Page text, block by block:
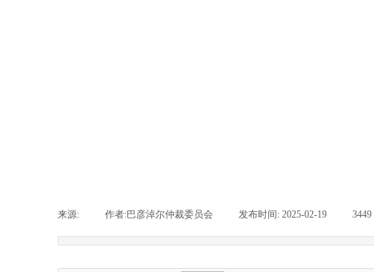
来源: 作者:巴彦淖尔仲裁委员会 发布时间: 2025-02-19 3449